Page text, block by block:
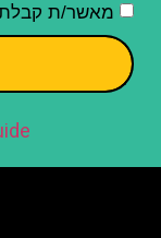
מאשר/ת קבלת